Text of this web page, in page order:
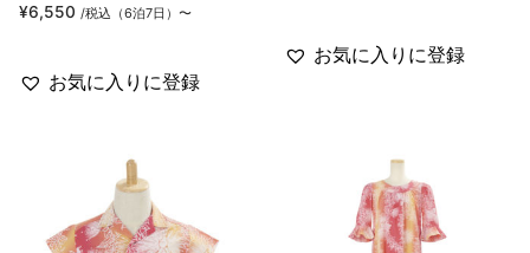
¥6,550 /税込（6泊7日）〜
お気に入りに登録
お気に入りに登録